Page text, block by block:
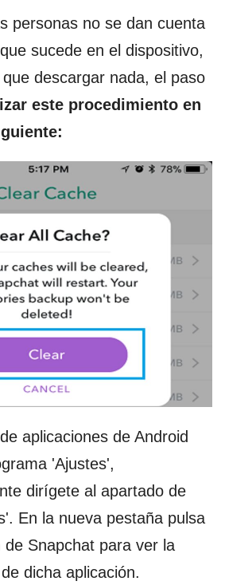
personas no se dan cuenta
sucede en el dispositivo,
descargar nada, el paso
este procedimiento en
aplicaciones de Android
'Ajustes',
dirígete al apartado de
En la nueva pestaña pulsa
de Snapchat para ver la
dicha aplicación.